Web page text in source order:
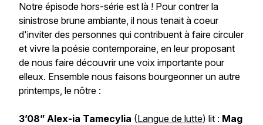
Notre épisode hors-série est là ! Pour contrer la
sinistrose brune ambiante, il nous tenait à coeur
d'inviter des personnes qui contribuent à faire circuler
et vivre la poésie contemporaine, en leur proposant
de nous faire découvrir une voix importante pour
elleux. Ensemble nous faisons bourgeonner un autre
printemps, le nôtre :
3’08” Alex-ia Tamecylia (Langue de lutte) lit : Mag